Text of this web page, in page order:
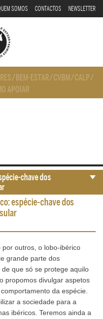
SOMOS CONTACTOS NEWSLETTER
/ BEM-ESTAR/CVBM/CALP/
APOIAR
espécie-chave dos
outros, o lobo-ibérico
grande parte dos
que só se protege aquilo
propomos divulgar aspetos
da espécie.
a sociedade para a
ibéricos. Teremos ainda a
chave dos